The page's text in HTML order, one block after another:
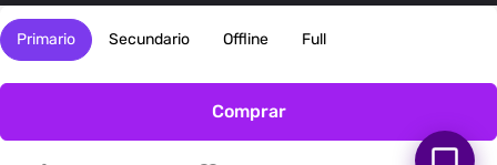
Primario Secundario Offline Full
Comprar